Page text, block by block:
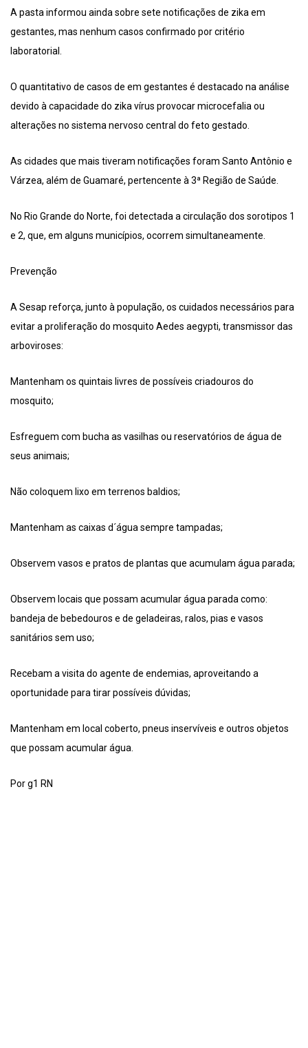
A pasta informou ainda sobre sete notificações de zika em
gestantes, mas nenhum casos confirmado por critério
laboratorial.
O quantitativo de casos de em gestantes é destacado na análise
devido à capacidade do zika vírus provocar microcefalia ou
alterações no sistema nervoso central do feto gestado.
As cidades que mais tiveram notificações foram Santo Antônio e
Várzea, além de Guamaré, pertencente à 3ª Região de Saúde.
No Rio Grande do Norte, foi detectada a circulação dos sorotipos 1
e 2, que, em alguns municípios, ocorrem simultaneamente.
Prevenção
A Sesap reforça, junto à população, os cuidados necessários para
evitar a proliferação do mosquito Aedes aegypti, transmissor das
arboviroses:
Mantenham os quintais livres de possíveis criadouros do
mosquito;
Esfreguem com bucha as vasilhas ou reservatórios de água de
seus animais;
Não coloquem lixo em terrenos baldios;
Mantenham as caixas d´água sempre tampadas;
Observem vasos e pratos de plantas que acumulam água parada;
Observem locais que possam acumular água parada como:
bandeja de bebedouros e de geladeiras, ralos, pias e vasos
sanitários sem uso;
Recebam a visita do agente de endemias, aproveitando a
oportunidade para tirar possíveis dúvidas;
Mantenham em local coberto, pneus inservíveis e outros objetos
que possam acumular água.
Por g1 RN